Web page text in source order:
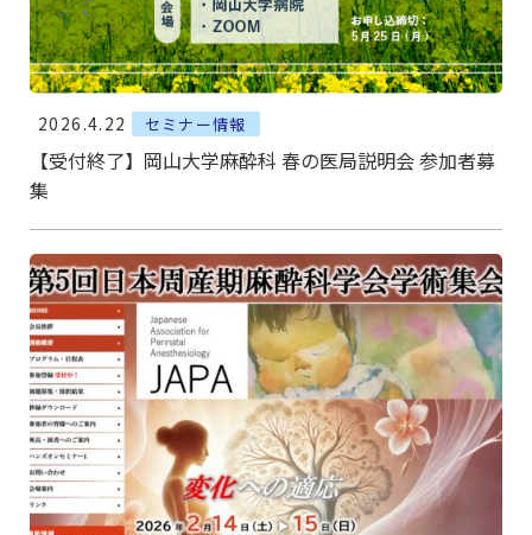
2026.4.22 セミナー情報
【受付終了】岡山大学麻酔科 春の医局説明会 参加者募
集